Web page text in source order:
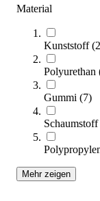
Material
Kunststoff(
Polyurethan
Gummi (7)
Schaumstoff
Mehr zeigen
Sortieren nach
SALE